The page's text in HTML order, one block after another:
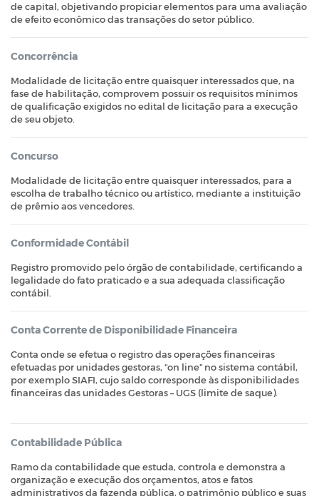
de capital, objetivando propiciar elementos para uma avaliação
de efeito econômico das transações do setor público.
Concorrência
Modalidade de licitação entre quaisquer interessados que, na
fase de habilitação, comprovem possuir os requisitos mínimos
de qualificação exigidos no edital de licitação para a execução
de seu objeto.
Concurso
Modalidade de licitação entre quaisquer interessados, para a
escolha de trabalho técnico ou artístico, mediante a instituição
de prêmio aos vencedores.
Conformidade Contábil
Registro promovido pelo órgão de contabilidade, certificando a
legalidade do fato praticado e a sua adequada classificação
contábil.
Conta Corrente de Disponibilidade Financeira
Conta onde se efetua o registro das operações financeiras
efetuadas por unidades gestoras, “on line” no sistema contábil,
por exemplo SIAFI, cujo saldo corresponde às disponibilidades
financeiras das unidades Gestoras – UGS (limite de saque).
Contabilidade Pública
Ramo da contabilidade que estuda, controla e demonstra a
organização e execução dos orçamentos, atos e fatos
administrativos da fazenda pública, o patrimônio público e suas